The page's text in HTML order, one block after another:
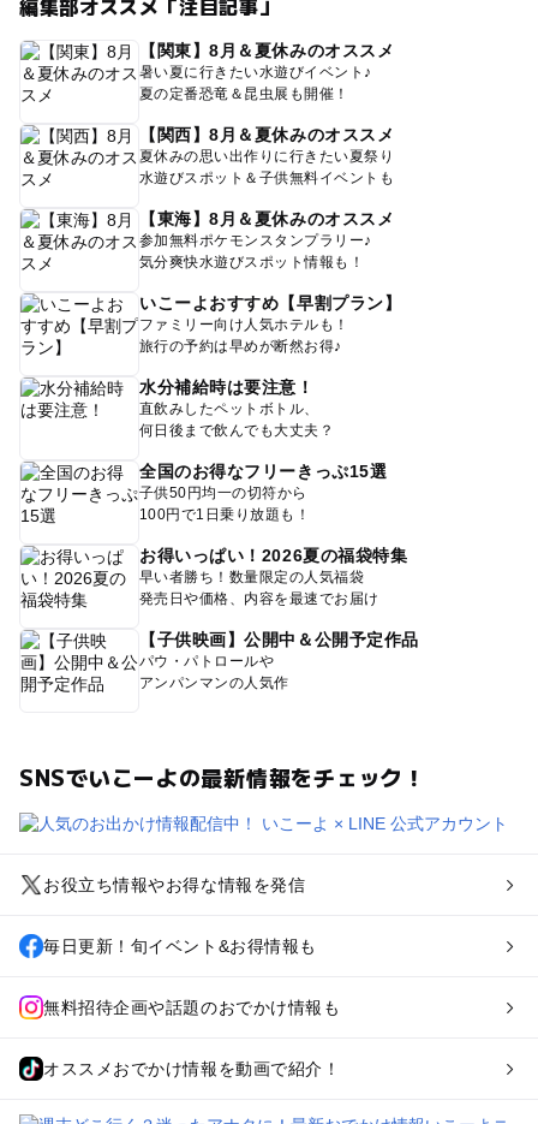
編集部オススメ「注目記事」
【関東】8月＆夏休みのオススメ
暑い夏に行きたい水遊びイベント♪
夏の定番恐竜＆昆虫展も開催！
【関西】8月＆夏休みのオススメ
夏休みの思い出作りに行きたい夏祭り
水遊びスポット＆子供無料イベントも
【東海】8月＆夏休みのオススメ
参加無料ポケモンスタンプラリー♪
気分爽快水遊びスポット情報も！
いこーよおすすめ【早割プラン】
ファミリー向け人気ホテルも！
旅行の予約は早めが断然お得♪
水分補給時は要注意！
直飲みしたペットボトル、
何日後まで飲んでも大丈夫？
全国のお得なフリーきっぷ15選
子供50円均一の切符から
100円で1日乗り放題も！
お得いっぱい！2026夏の福袋特集
早い者勝ち！数量限定の人気福袋
発売日や価格、内容を最速でお届け
【子供映画】公開中＆公開予定作品
パウ・パトロールや
アンパンマンの人気作
SNSでいこーよの最新情報をチェック！
お役立ち情報やお得な情報を発信
毎日更新！旬イベント&お得情報も
無料招待企画や話題のおでかけ情報も
オススメおでかけ情報を動画で紹介！